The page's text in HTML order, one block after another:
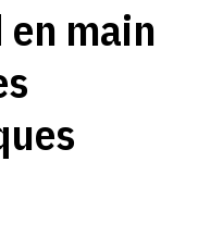
en main